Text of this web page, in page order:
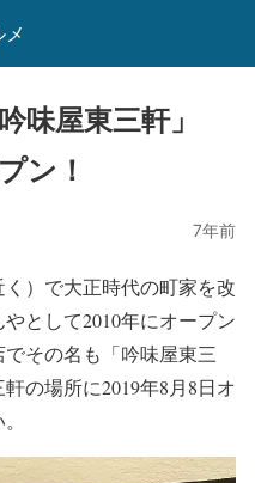
味屋東三軒」
ン！
7年前
）で大正時代の町家を改
として2010年にオープン
でその名も「吟味屋東三
の場所に2019年8月8日オ